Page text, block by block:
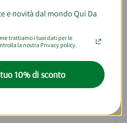
piatto aggiungendo a
di fiordilatte e
un cucchiaio dicrema di
e servite sul
con qualche fogliolina
e novità dal mondo Qui Da
trattiamo i tuoi dati per le
la nostra Privacy policy.
10% di sconto